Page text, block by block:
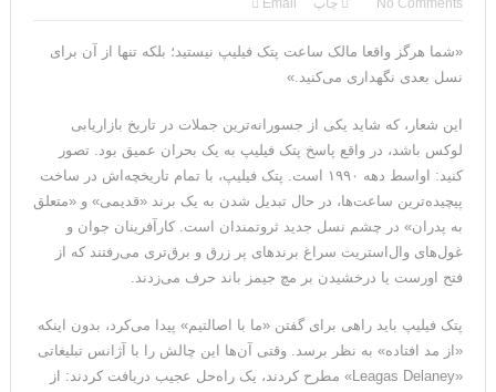
No Comments
چاپ Email
«شما هرگز واقعا مالک ساعت پتک فیلیپ نیستید؛ بلکه تنها از آن برای
نسل بعدی نگهداری می‌کنید.»
این شعار، که شاید یکی از جسورانه‌ترین جملات در تاریخ بازاریابی
لوکس باشد، در واقع پاسخ پتک فیلیپ به یک بحران عمیق بود. تصور
کنید: اواسط دهه ۱۹۹۰ است. پتک فیلیپ، با تمام تاریخچه‌اش در ساخت
پیچیده‌ترین ساعت‌ها، در حال تبدیل شدن به یک برند «قدیمی» و «متعلق
به پدران» در چشم نسل جدید ثروتمندان است. کارآفرینان جوان و
غول‌های وال‌استریت سراغ برندهای پر زرق و برق‌تری می‌رفتند که از
فتح اورست یا درخشیدن بر مچ جیمز باند حرف می‌زدند.
پتک فیلیپ باید راهی برای گفتن «ما با اصالتیم» پیدا می‌کرد، بدون اینکه
«از مد افتاده» به نظر برسد. وقتی آن‌ها این چالش را با آژانس تبلیغاتی
«Leagas Delaney» مطرح کردند، یک راه‌حل عجیب دریافت کردند: از